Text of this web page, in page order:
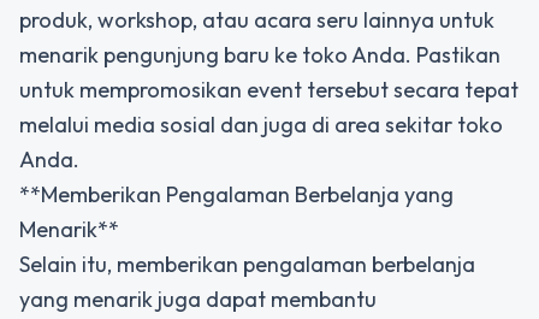
produk, workshop, atau acara seru lainnya untuk
menarik pengunjung baru ke toko Anda. Pastikan
untuk mempromosikan event tersebut secara tepat
melalui media sosial dan juga di area sekitar toko
Anda.
**Memberikan Pengalaman Berbelanja yang
Menarik**
Selain itu, memberikan pengalaman berbelanja
yang menarik juga dapat membantu